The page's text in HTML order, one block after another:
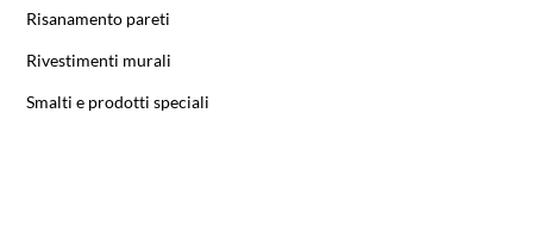
Risanamento pareti
Rivestimenti murali
Smalti e prodotti speciali